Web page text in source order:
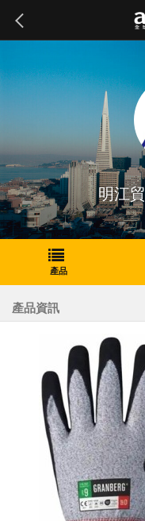
明江
產品
產品資訊